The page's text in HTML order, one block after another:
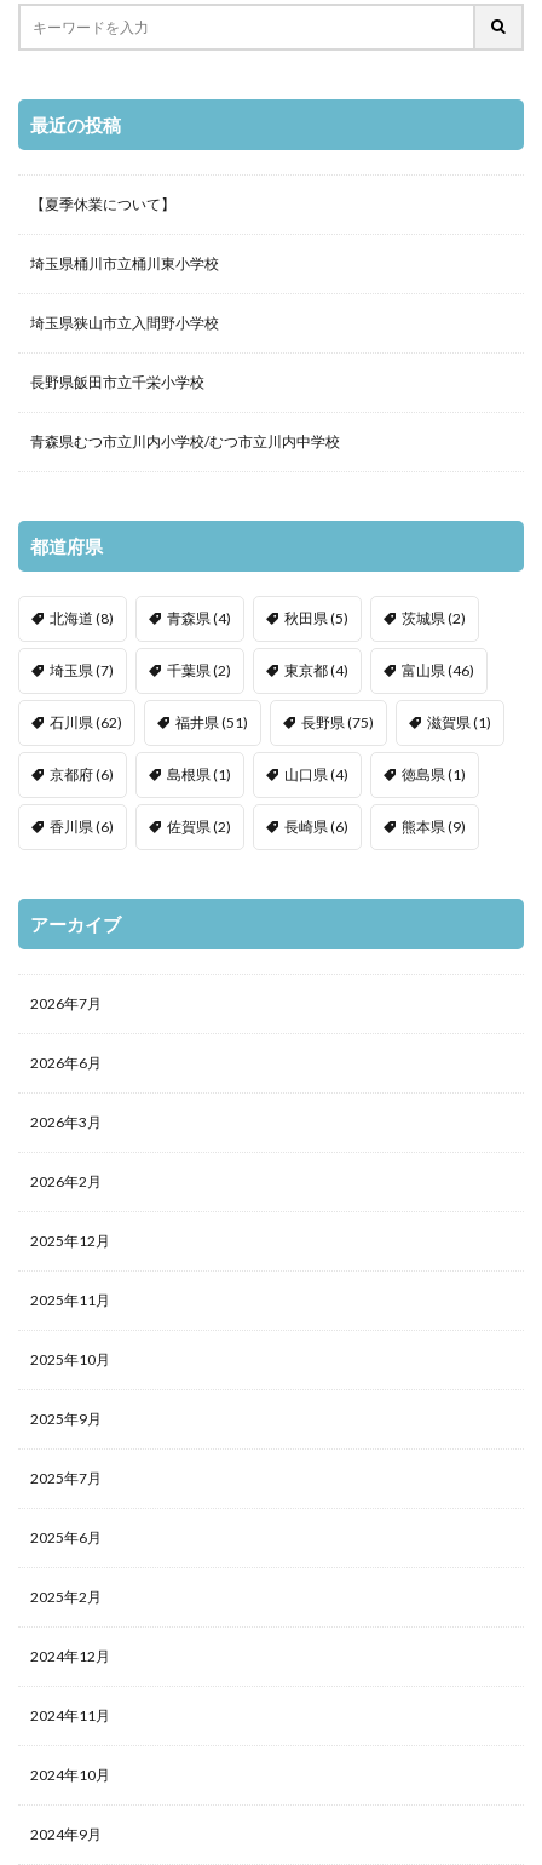
最近の投稿
【夏季休業について】
埼玉県桶川市立桶川東小学校
埼玉県狭山市立入間野小学校
長野県飯田市立千栄小学校
青森県むつ市立川内小学校/むつ市立川内中学校
都道府県
北海道 (8) 青森県 (4) 秋田県 (5) 茨城県 (2)
埼玉県 (7) 千葉県 (2) 東京都(4) 富山県 (46)
石川県 (62) 福井県 (51) 長野県 (75) 滋賀県 (1)
京都府(6) 島根県 (1) 山口県 (4) 徳島県 (1)
香川県 (6) 佐賀県 (2) 長崎県 (6) 熊本県 (9)
アーカイブ
2026年7月
2026年6月
2026年3月
2026年2月
2025年12月
2025年11月
2025年10月
2025年9月
2025年7月
2025年6月
2025年2月
2024年12月
2024年11月
2024年10月
2024年9月